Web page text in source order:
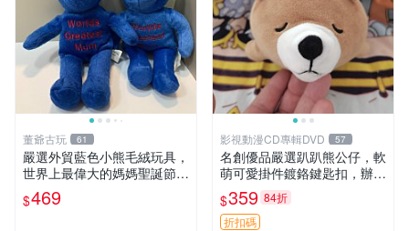
董爺古玩 61
嚴選外貿藍色小熊毛絨玩具，
世界上最偉大的媽媽聖誕節推
薦禮物 五角星 兒童玩具 母親
節
$469
影視動漫CD專輯DVD 57
名創優品嚴選趴趴熊公仔，軟
萌可愛掛件鍍鉻鍵匙扣，辦公
放松好選擇 趴趴熊 鍍鉻鍵匙
扣 萬用掛件
$359 84折
折扣碼